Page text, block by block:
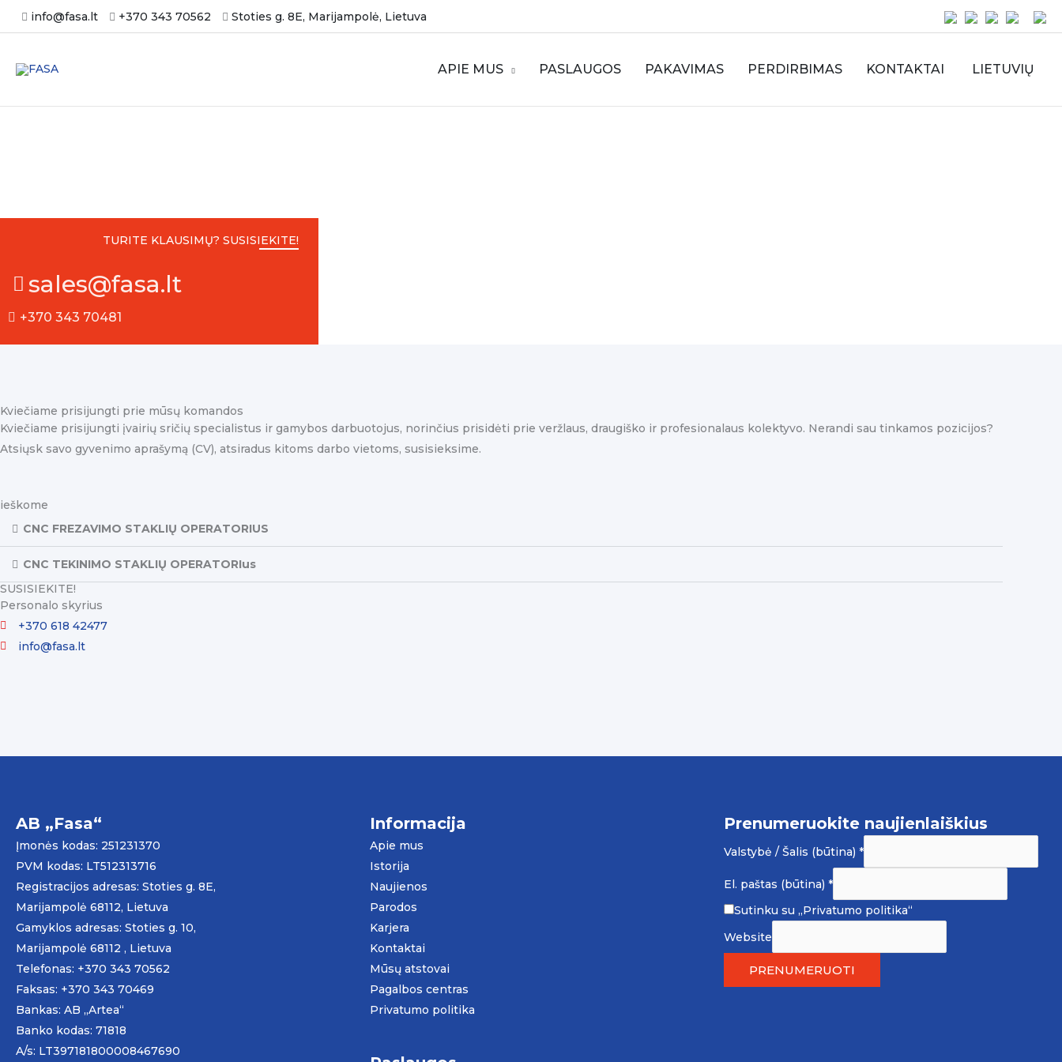
Pereiti
prie
info@fasa.lt +370 343 70562 Stoties g. 8E, Marijampolė, Lietuva
APIE MUS PASLAUGOS PAKAVIMAS PERDIRBIMAS KONTAKTAI LIETUVIŲ
TURITE KLAUSIMŲ? SUSISIEKITE!
sales@fasa.lt
+370 343 70481
Kviečiame prisijungti prie mūsų komandos
Kviečiame prisijungti įvairių sričių specialistus ir gamybos darbuotojus, norinčius prisidėti prie veržlaus, draugiško ir profesionalaus kolektyvo. Nerandi sau tinkamos pozicijos?
Atsiųsk savo gyvenimo aprašymą (CV), atsiradus kitoms darbo vietoms, susisieksime.
ieškome
CNC FREZAVIMO STAKLIŲ OPERATORIUS
CNC TEKINIMO STAKLIŲ OPERATORIus
SUSISIEKITE!
Personalo skyrius
+370 618 42477
info@fasa.lt
AB „Fasa“
Įmonės kodas: 251231370
PVM kodas: LT512313716
Registracijos adresas: Stoties g. 8E,
Marijampolė 68112, Lietuva
Gamyklos adresas: Stoties g. 10,
Marijampolė 68112 , Lietuva
Telefonas: +370 343 70562
Faksas: +370 343 70469
Bankas: AB „Artea“
Banko kodas: 71818
A/s: LT397181800008467690
Informacija
Apie mus
Istorija
Naujienos
Parodos
Karjera
Kontaktai
Mūsų atstovai
Pagalbos centras
Privatumo politika
Prenumeruokite naujienlaiškius
Valstybė / Šalis (būtina) *
El. paštas (būtina) *
Sutinku su „Privatumo politika“
Website
PRENUMERUOTI